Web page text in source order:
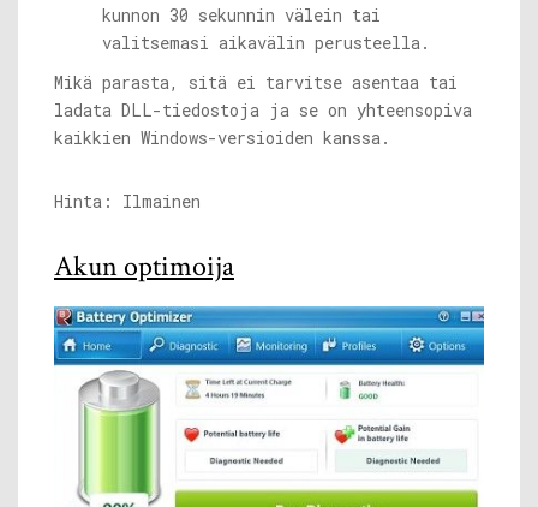
kunnon 30 sekunnin välein tai
valitsemasi aikavälin perusteella.
Mikä parasta, sitä ei tarvitse asentaa tai
ladata DLL-tiedostoja ja se on yhteensopiva
kaikkien Windows-versioiden kanssa.
Hinta: Ilmainen
Akun optimoija